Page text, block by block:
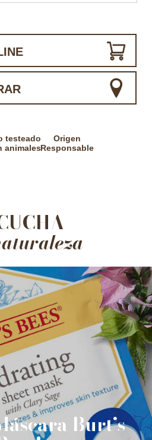
testeado
animales
Origen
Responsable
Burt’s